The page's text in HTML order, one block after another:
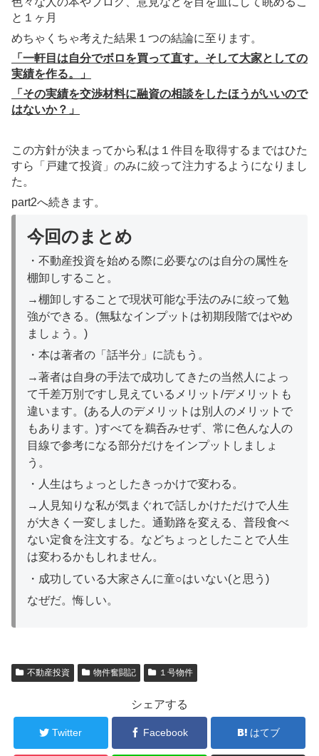
と１ヶ月
めちゃくちゃ考えた結果１つの結論に至ります。
「一軒目は自分でボロを買って直す。そして大家としての
実績を作る。
」
「 その実績を交渉材料に融資の相談をしたほうがいいので
はないか？」
この方針が決まってから私は１件目を取得するまではひた
すら「戸建て投資」のみに絞って注力するようになりまし
た。
part2へ続きます。
今回のまとめ
・不動産投資を始める際に必要なのは自分の属性を
棚卸しすること。
→棚卸しすることで現状可能な手法のみに絞って勉
強ができる。(無駄なインプットは初期段階ではやめ
ましょう。)
・本は著者の「話半分」に読もう。
→著者は自身の手法で成功してきたの当然人によっ
て千差万別ですし見えているメリット/デメリットも
違います。(ある人のデメリットは別人のメリットで
もあります。)すべてを鵜呑みせず、常に色んな人の
目線で参考になる部分だけをインプットしましょ
う。
・人生はちょっとしたきっかけで変わる。
→人見知りな私が気まぐれで話しかけただけで人生
が大きく一変しました。通勤路を変える、普段食べ
ない定食を注文する。などちょっとしたことで人生
は変わるかもしれません。
・成功している大家さんに童○はいない(と思う)
なぜだ。悔しい。
不動産投資 物件奮闘記 １号物件
シェアする
Twitter Facebook はてブ